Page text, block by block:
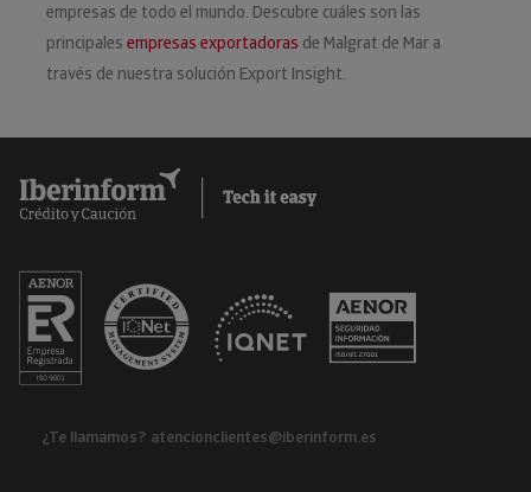
empresas de todo el mundo. Descubre cuáles son las
principales empresas exportadoras de Malgrat de Mar a
través de nuestra solución Export Insight.
¿Te llamamos? atencionclientes@iberinform.es